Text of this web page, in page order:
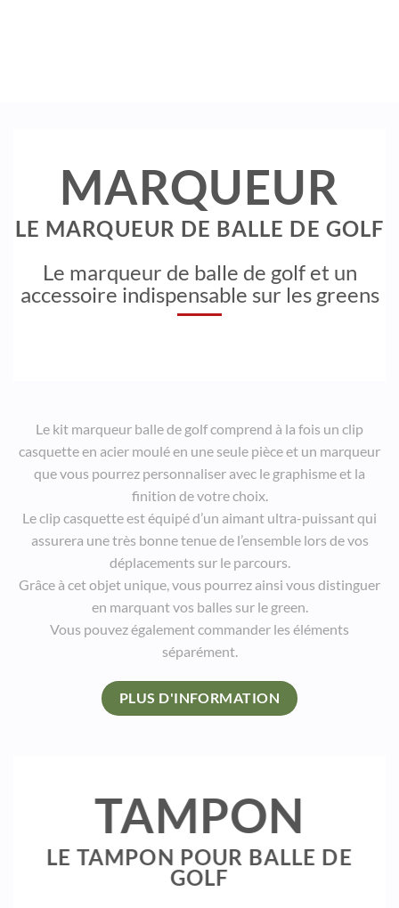
MARQUEUR
LE MARQUEUR DE BALLE DE GOLF
Le marqueur de balle de golf et un
accessoire indispensable sur les greens
Le kit marqueur balle de golf comprend à la fois un clip
casquette en acier moulé en une seule pièce et un marqueur
que vous pourrez personnaliser avec le graphisme et la
finition de votre choix.
Le clip casquette est équipé d’un aimant ultra-puissant qui
assurera une très bonne tenue de l’ensemble lors de vos
déplacements sur le parcours.
Grâce à cet objet unique, vous pourrez ainsi vous distinguer
en marquant vos balles sur le green.
Vous pouvez également commander les éléments
séparément.
PLUS D'INFORMATION
TAMPON
LE TAMPON POUR BALLE DE
GOLF